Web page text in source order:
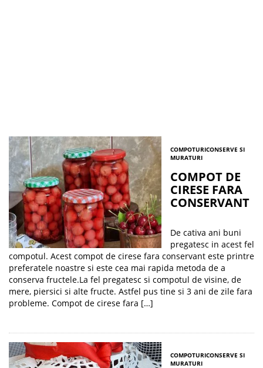
COMPOTURICONSERVE SI
MURATURI
COMPOT DE
CIRESE FARA
CONSERVANT
De cativa ani buni
pregatesc in acest fel
compotul. Acest compot de cirese fara conservant este printre
preferatele noastre si este cea mai rapida metoda de a
conserva fructele.La fel pregatesc si compotul de visine, de
mere, piersici si alte fructe. Astfel pus tine si 3 ani de zile fara
probleme. Compot de cirese fara […]
COMPOTURICONSERVE SI
MURATURI